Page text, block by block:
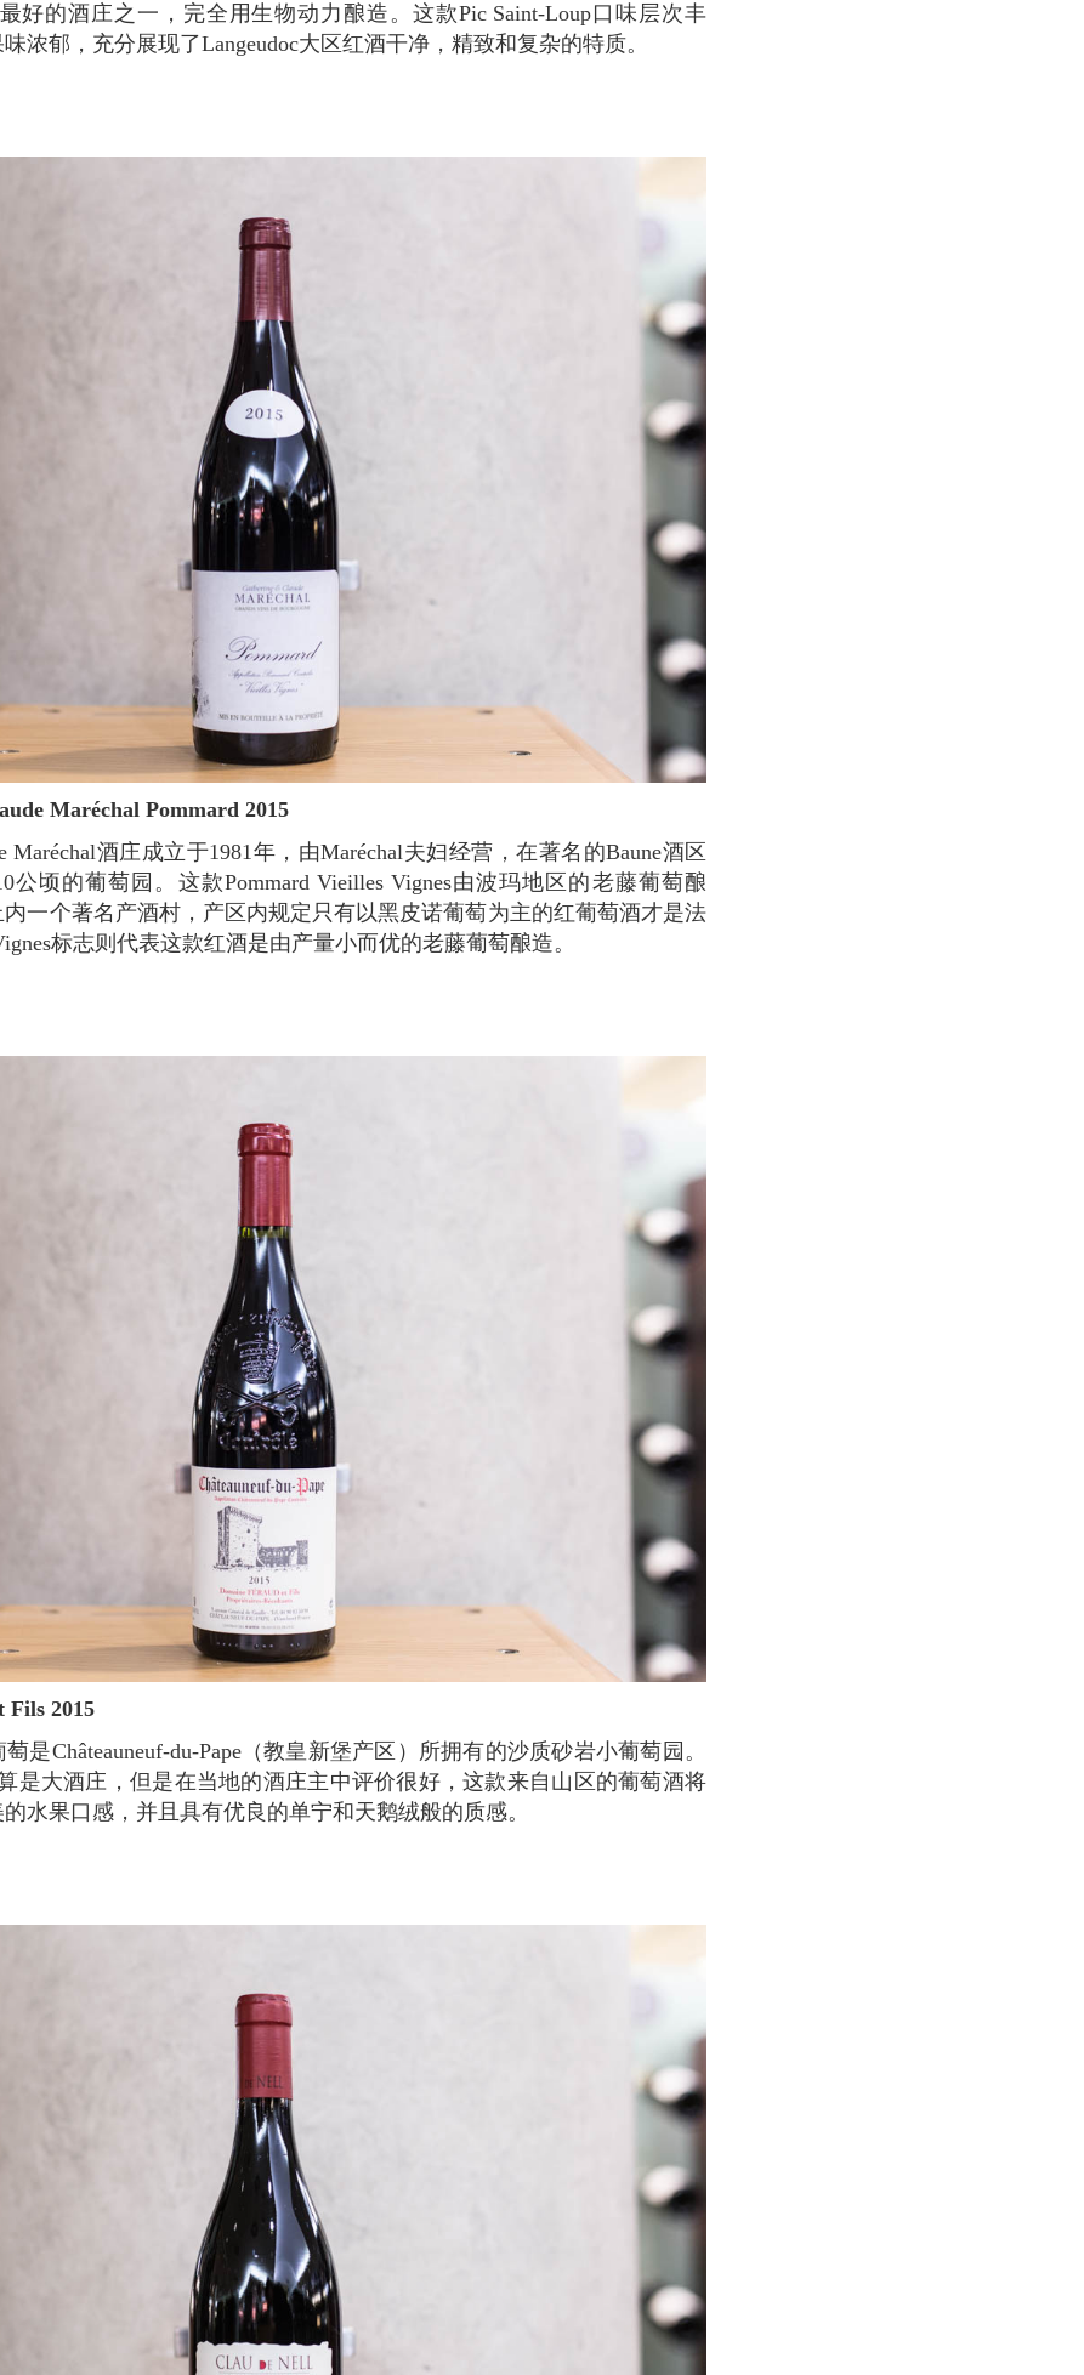
浓郁，充分展现了Langeudoc大区红酒干净，精致和复杂的特质。
Maréchal Pommard 2015
公顷的葡萄园。这款Pommard Vieilles Vignes由波玛地区的老藤葡萄酿
一个著名产酒村，产区内规定只有以黑皮诺葡萄为主的红葡萄酒才是法
标志则代表这款红酒是由产量小而优的老藤葡萄酿造。
Fils 2015
是大酒庄，但是在当地的酒庄主中评价很好，这款来自山区的葡萄酒将
水果口感，并且具有优良的单宁和天鹅绒般的质感。